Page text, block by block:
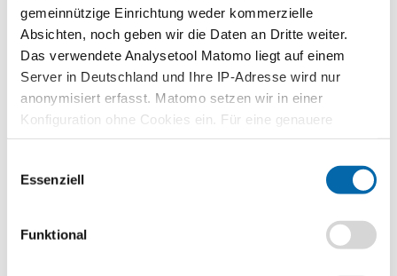
gemeinnützige Einrichtung weder kommerzielle
Absichten, noch geben wir die Daten an Dritte weiter.
Das verwendete Analysetool Matomo liegt auf einem
Server in Deutschland und Ihre IP-Adresse wird nur
anonymisiert erfasst. Matomo setzen wir in einer
Konfiguration ohne Cookies ein. Für eine genauere
Analyse bitte wir Sie, auch den optional wählbaren
Essenziell
Funktional
benennen und hinterfragen typische Frauen- und
Männerberufe.
beschreiben, weshalb sich Frauen für und Männer oftmals
gegen typische Frauenberufe entscheiden.
erklären die Relevanz, Frauen für Männerberufe und Männer
für Frauenberufe zu begeistern.
Blitzlicht,Placemat / Platzdeckchen-Methode
PDF-Datei